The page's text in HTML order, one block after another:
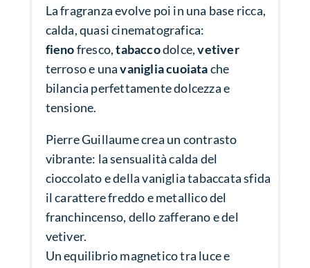
La fragranza evolve poi in una base ricca,
calda, quasi cinematografica:
fienofresco,tabaccodolce,vetiver
terroso e unavaniglia cuoiatache
bilancia perfettamente dolcezza e
tensione.
Pierre Guillaume crea un contrasto
vibrante: la sensualità calda del
cioccolato e della vaniglia tabaccata sfida
il carattere freddo e metallico del
franchincenso, dello zafferano e del
vetiver.
Un equilibrio magnetico tra luce e